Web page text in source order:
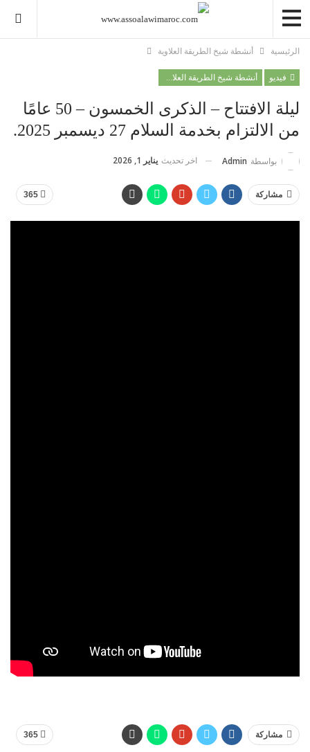
الرئيسية أنشطة شيخ الطريقة العلاوية
فيديو أنشطة شيخ الطريقة العلاوية
ليلة الافتتاح – الذكرى الخمسون – 50 عامًا
من الالتزام بخدمة السلام 27 ديسمبر 2025.
بواسطة Admin اخر تحديث يناير 1, 2026
365 مشاركة
365 مشاركة